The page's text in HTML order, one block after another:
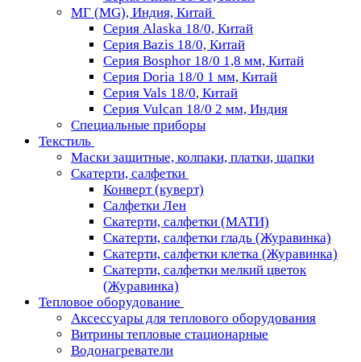
МГ (MG), Индия, Китай
Серия Alaska 18/0, Китай
Серия Bazis 18/0, Китай
Серия Bosphor 18/0 1,8 мм, Китай
Серия Doria 18/0 1 мм, Китай
Серия Vals 18/0, Китай
Серия Vulcan 18/0 2 мм, Индия
Специальные приборы
Текстиль
Маски защитные, колпаки, платки, шапки
Скатерти, салфетки
Конверт (куверт)
Салфетки Лен
Скатерти, салфетки (МАТИ)
Скатерти, салфетки гладь (Журавинка)
Скатерти, салфетки клетка (Журавинка)
Скатерти, салфетки мелкий цветок
(Журавинка)
Тепловое оборудование
Аксессуары для теплового оборудования
Витрины тепловые стационарные
Водонагреватели